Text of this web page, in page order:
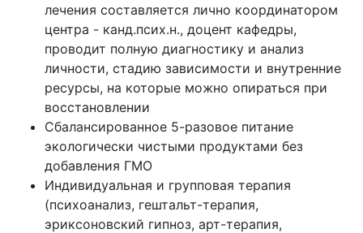
лечения составляется лично координатором
центра - канд.псих.н., доцент кафедры,
проводит полную диагностику и анализ
личности, стадию зависимости и внутренние
ресурсы, на которые можно опираться при
восстановлении
Сбалансированное 5-разовое питание
экологически чистыми продуктами без
добавления ГМО
Индивидуальная и групповая терапия
(психоанализ, гештальт-терапия,
эриксоновский гипноз, арт-терапия,